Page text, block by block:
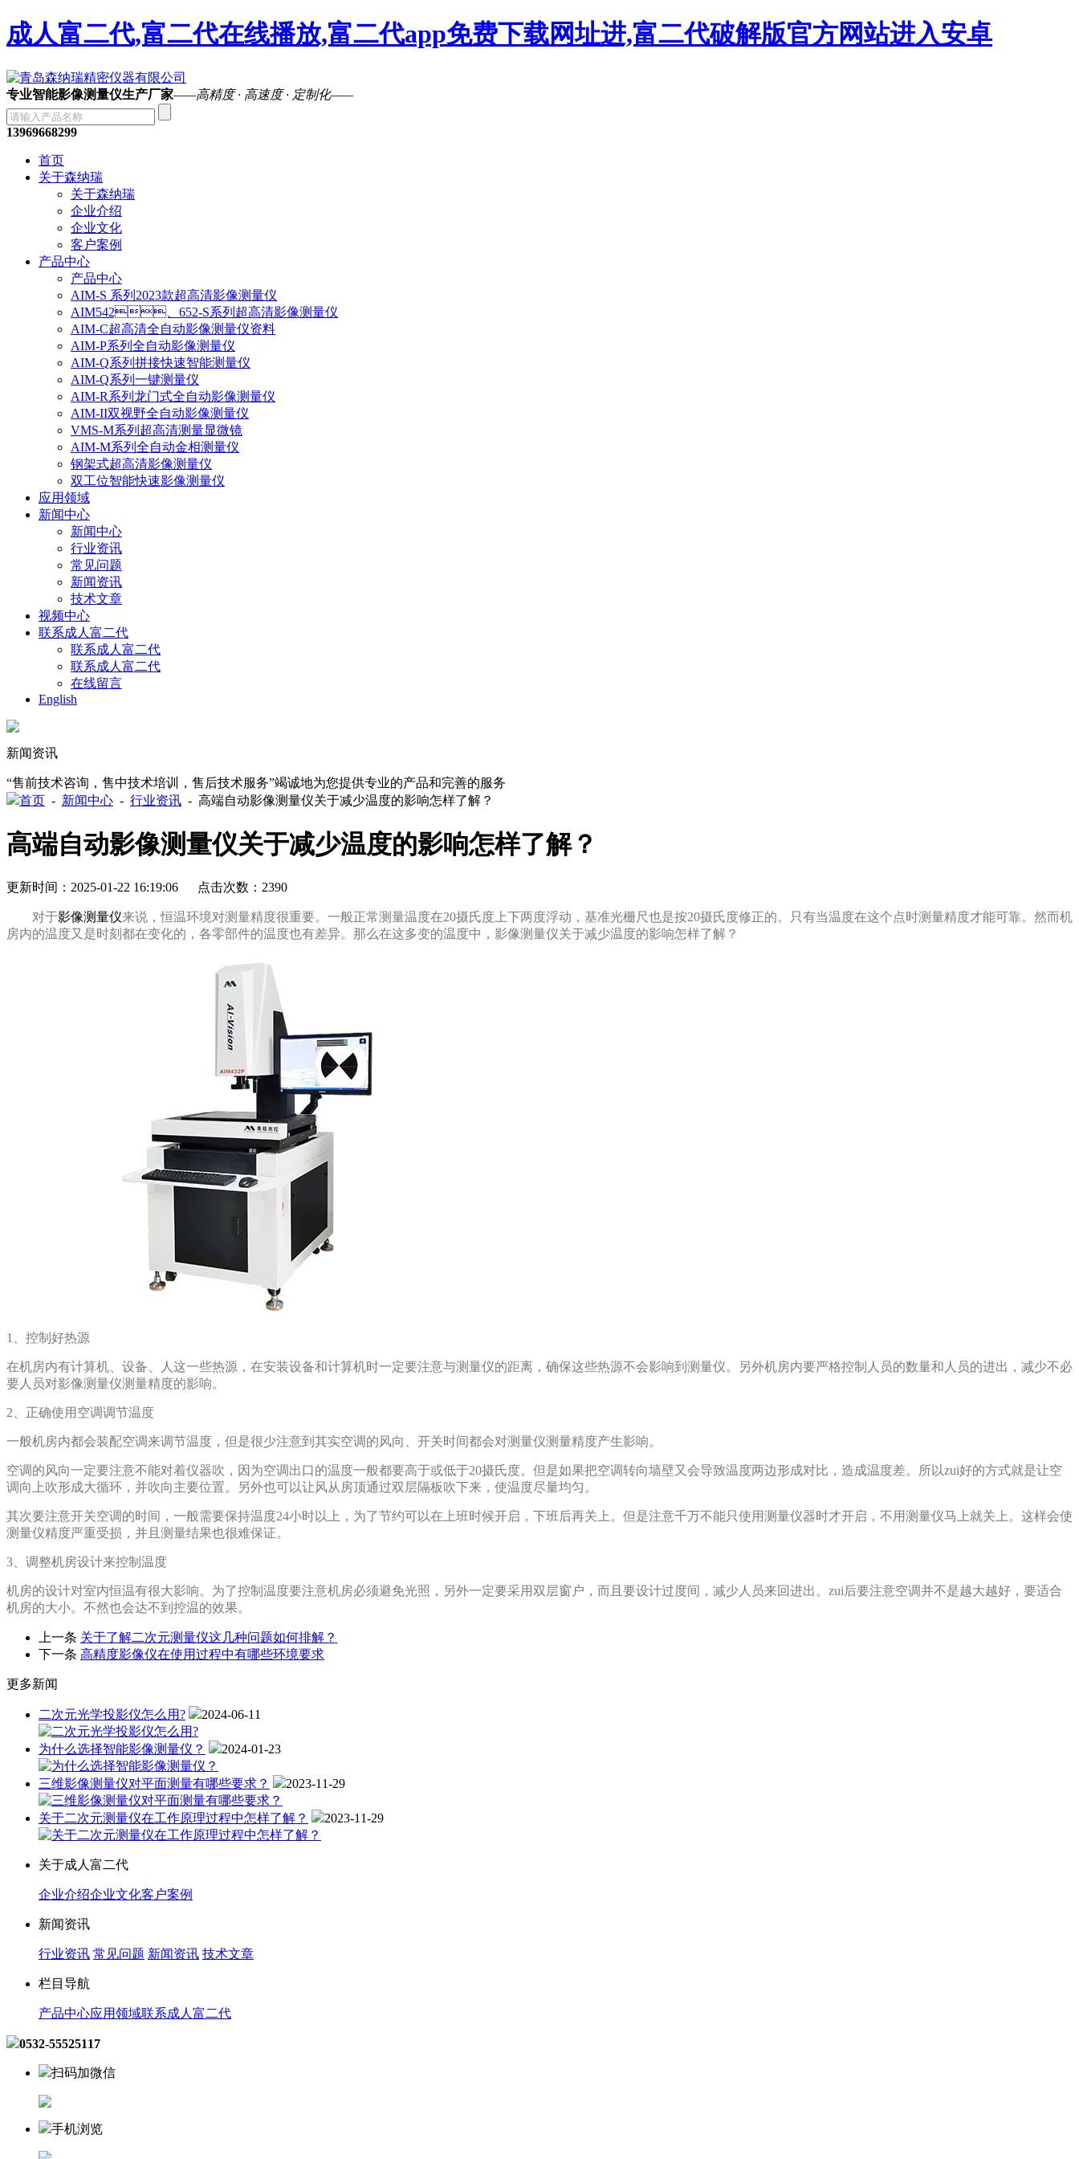
成人富二代,富二代在线播放,富二代app免费下载网址进,富二代破解版官方网站进入安卓
专业智能影像测量仪生产厂家——高精度 · 高速度 · 定制化——
13969668299
首页
关于森纳瑞
关于森纳瑞
企业介绍
企业文化
客户案例
产品中心
产品中心
AIM-S 系列2023款超高清影像测量仪
AIM542、652-S系列超高清影像测量仪
AIM-C超高清全自动影像测量仪资料
AIM-P系列全自动影像测量仪
AIM-Q系列拼接快速智能测量仪
AIM-Q系列一键测量仪
AIM-R系列龙门式全自动影像测量仪
AIM-II双视野全自动影像测量仪
VMS-M系列超高清测量显微镜
AIM-M系列全自动金相测量仪
钢架式超高清影像测量仪
双工位智能快速影像测量仪
应用领域
新闻中心
新闻中心
行业资讯
常见问题
新闻资讯
技术文章
视频中心
联系成人富二代
联系成人富二代
联系成人富二代
在线留言
English
新闻资讯
“售前技术咨询，售中技术培训，售后技术服务”竭诚地为您提供专业的产品和完善的服务
首页 - 新闻中心 - 行业资讯 - 高端自动影像测量仪关于减少温度的影响怎样了解？
高端自动影像测量仪关于减少温度的影响怎样了解？
更新时间：2025-01-22 16:19:06 点击次数：2390
对于影像测量仪来说，恒温环境对测量精度很重要。一般正常测量温度在20摄氏度上下两度浮动，基准光栅尺也是按20摄氏度修正的。只有当温度在这个点时测量精度才能可靠。然而机
房内的温度又是时刻都在变化的，各零部件的温度也有差异。那么在这多变的温度中，影像测量仪关于减少温度的影响怎样了解？
1、控制好热源
在机房内有计算机、设备、人这一些热源，在安装设备和计算机时一定要注意与测量仪的距离，确保这些热源不会影响到测量仪。另外机房内要严格控制人员的数量和人员的进出，减少不必
要人员对影像测量仪测量精度的影响。
2、正确使用空调调节温度
一般机房内都会装配空调来调节温度，但是很少注意到其实空调的风向、开关时间都会对测量仪测量精度产生影响。
空调的风向一定要注意不能对着仪器吹，因为空调出口的温度一般都要高于或低于20摄氏度。但是如果把空调转向墙壁又会导致温度两边形成对比，造成温度差。所以zui好的方式就是让空
调向上吹形成大循环，并吹向主要位置。另外也可以让风从房顶通过双层隔板吹下来，使温度尽量均匀。
其次要注意开关空调的时间，一般需要保持温度24小时以上，为了节约可以在上班时候开启，下班后再关上。但是注意千万不能只使用测量仪器时才开启，不用测量仪马上就关上。这样会使
测量仪精度严重受损，并且测量结果也很难保证。
3、调整机房设计来控制温度
机房的设计对室内恒温有很大影响。为了控制温度要注意机房必须避免光照，另外一定要采用双层窗户，而且要设计过度间，减少人员来回进出。zui后要注意空调并不是越大越好，要适合
机房的大小。不然也会达不到控温的效果。
上一条 关于了解二次元测量仪这几种问题如何排解？
下一条 高精度影像仪在使用过程中有哪些环境要求
更多新闻
二次元光学投影仪怎么用? 2024-06-11
为什么选择智能影像测量仪？ 2024-01-23
三维影像测量仪对平面测量有哪些要求？ 2023-11-29
关于二次元测量仪在工作原理过程中怎样了解？ 2023-11-29
关于成人富二代
企业介绍企业文化客户案例
新闻资讯
行业资讯 常见问题 新闻资讯 技术文章
栏目导航
产品中心应用领域联系成人富二代
0532-55525117
扫码加微信
手机浏览